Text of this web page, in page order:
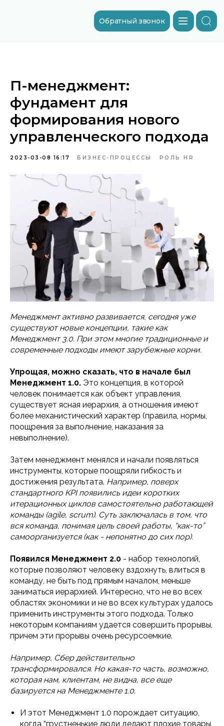
Обратный звонок
П-менеджмент:
фундамент для
формирования нового
управленческого подхода
2023-03-08 16:17 БИЗНЕС-ПРОЦЕССЫ РОЛЬ HR
Менеджмент активно развивается, сегодня уже
существуют новые концепции, такие как
Менеджмент 3.0. При этом многие традиционные и
современные подходы имеют зарубежные корни.
Упрощая, можно сказать, что в начале был
Менеджмент 1.0. Это концепция, в которой
человек понимается как объект управления,
существует ясная иерархия, а отношения имеют
более механистический характер (правила, нормы,
поощрения за выполнение, наказания за
невыполнение).
Затем менеджмент менялся и начали появляться
инструменты, которые поощряли гибкость и
достижения результата. Например, поверх
стандартного KPI появились идеи коротких
итерационных циклов самостоятельно работающей
команды (agile, scrum). Суть заключалась в том, что
вся команда, понимая цель своей работы, “как-то”
самоорганизуется (как - непонятно до сих пор).
Появился Менеджмент 2.0 - набор технологий,
которые позволяют человеку вздохнуть, влиться в
команду, не быть под прямым началом, меньше
заниматься иерархией. Интересно, что не во всех
областях экономики и не во всех культурах удалось
применить инструменты этого подхода. Только
некоторым компаниям удается совершить прорывы,
причем эти прорывы очень ресурсоемкие.
Например, Сбер действительно
трансформировался. Но какая-то часть, возможно,
которая нам, клиентам, не видна, все еще
базируется на Менеджменте 1.0.
И этот Менеджмент 1.0 порождает ситуацию,
когда “грустненькие люди делают плохие товары